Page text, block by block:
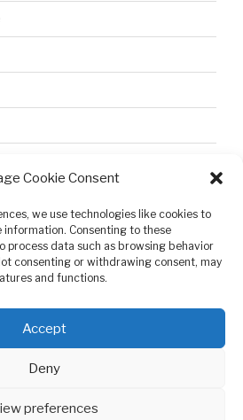
Cookie Consent
we use technologies like cookies to
Consenting to these
process data such as browsing behavior
consenting or withdrawing consent, may
and functions.
Accept
Deny
preferences